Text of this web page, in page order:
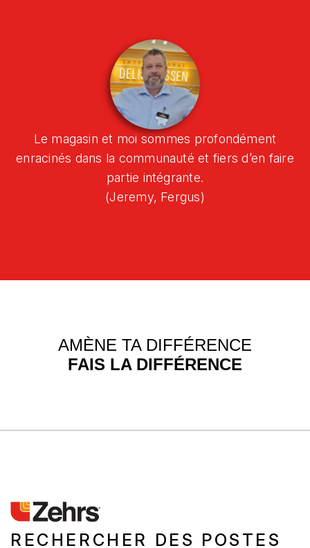
Le magasin et moi sommes profondément
enracinés dans la communauté et fiers d’en faire
partie intégrante.
(Jeremy, Fergus)
AMÈNE TA DIFFÉRENCE
FAIS LA DIFFÉRENCE
RECHERCHER DES POSTES